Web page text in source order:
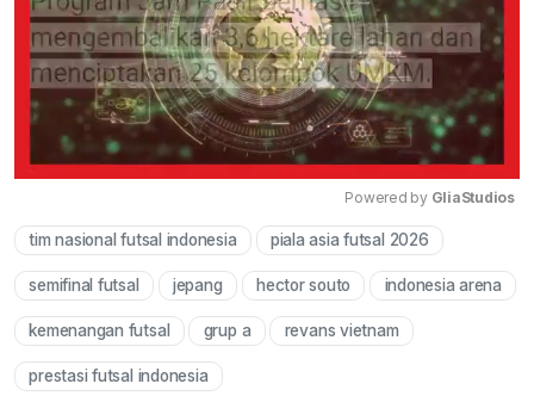
Mute
Powered by GliaStudios
tim nasional futsal indonesia piala asia futsal 2026
semifinal futsal jepang hector souto indonesia arena
kemenangan futsal grup a revans vietnam
prestasi futsal indonesia